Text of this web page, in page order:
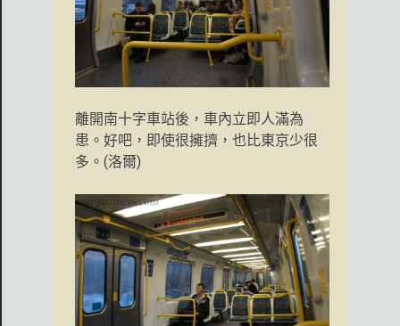
離開南十字車站後，車內立即人滿為
患。好吧，即使很擁擠，也比東京少很
多。(洛爾)